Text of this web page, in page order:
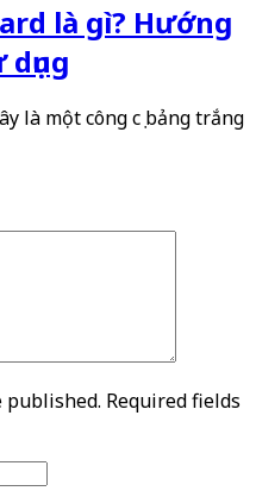
là gì? Hướng
là một công cụ bảng trắng
Required fields